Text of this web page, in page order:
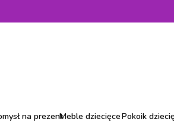
na prezentMeble dziecięcePokoik